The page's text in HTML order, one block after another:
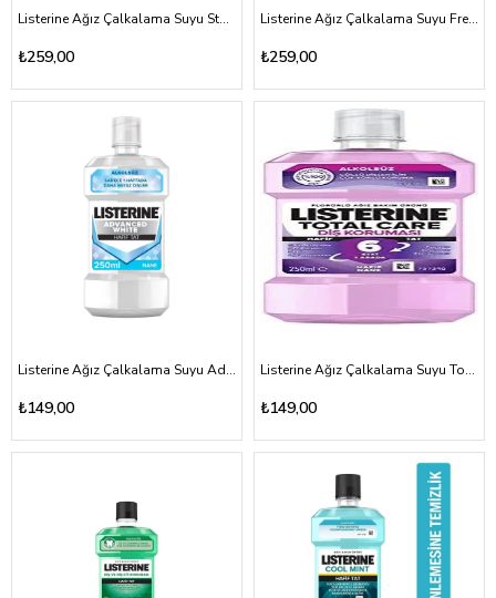
Listerine Ağız Çalkalama Suyu Stay White 500ml
₺259,00
Listerine Ağız Çalkalama Suyu Fresh Burst 500ml
₺259,00
Listerine Ağız Çalkalama Suyu Advanced White Hafif Tat 250ml
₺149,00
Listerine Ağız Çalkalama Suyu Total Care Diş Koruması Hafif Tat 250ml
₺149,00